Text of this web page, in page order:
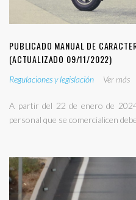
PUBLICADO MANUAL DE
(ACTUALIZADO 09/11/2022)
Regulaciones y legislación Ver más
A partir del 22 de enero de
personal que se comercialicen